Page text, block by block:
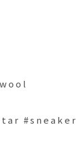
#sneaker